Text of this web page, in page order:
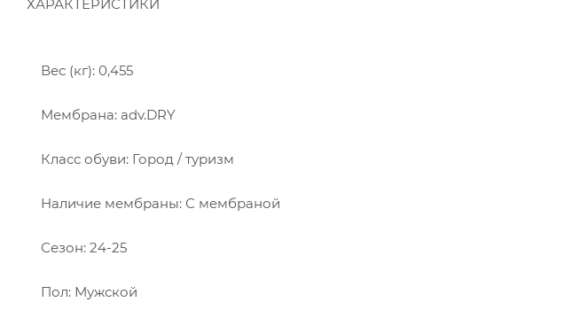
ХАРАКТЕРИСТИКИ
Вес (кг): 0,455
Мембрана: adv.DRY
Класс обуви: Город / туризм
Наличие мембраны: С мембраной
Сезон: 24-25
Пол: Мужской